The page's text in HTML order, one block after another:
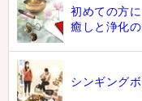
初めての方
癒しと浄化
シンギング